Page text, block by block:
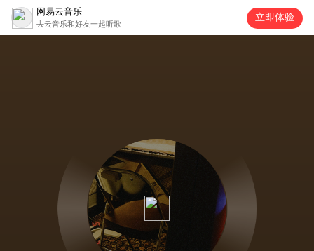
网易云音乐
去云音乐和好友一起听歌
立即体验